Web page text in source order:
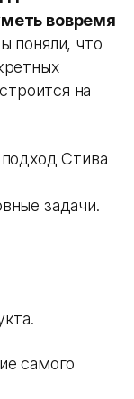
вовремя
поняли, что
на
Стива
задачи.
самого